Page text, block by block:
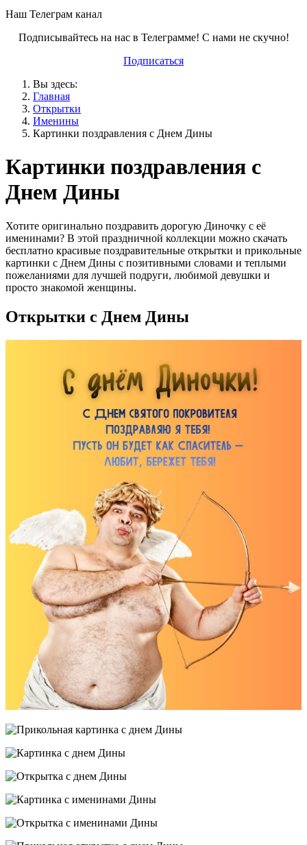
Наш Телеграм канал
Подписывайтесь на нас в Телеграмме! С нами не скучно!
Подписаться
Вы здесь:
Главная
Открытки
Именины
Картинки поздравления с Днем Дины
Картинки поздравления с
Днем Дины
Хотите оригинально поздравить дорогую Диночку с её
именинами? В этой праздничной коллекции можно скачать
бесплатно красивые поздравительные открытки и прикольные
картинки с Днем Дины с позитивными словами и теплыми
пожеланиями для лучшей подруги, любимой девушки и
просто знакомой женщины.
Открытки с Днем Дины